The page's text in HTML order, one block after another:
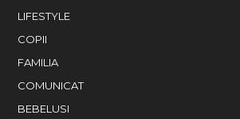
LIFESTYLE
COPII
FAMILIA
COMUNICAT
BEBELUSI